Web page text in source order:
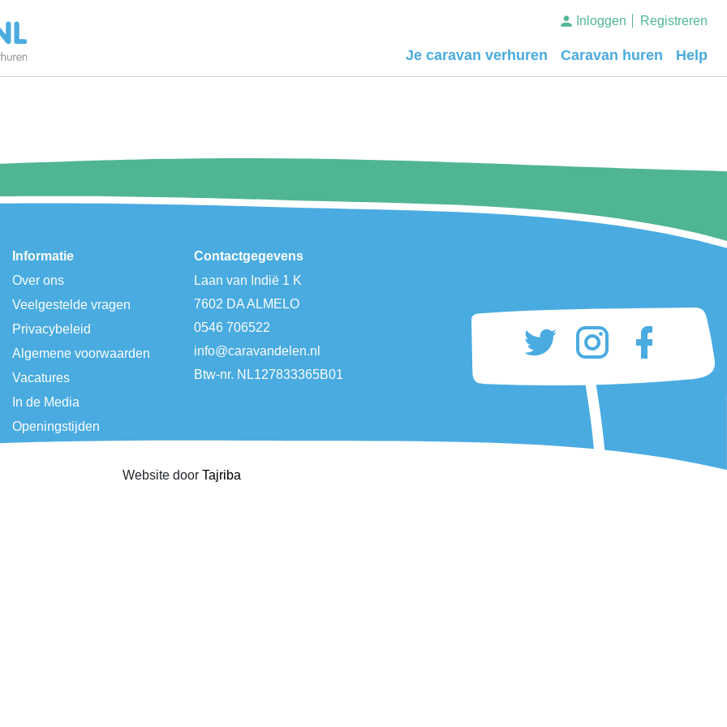
Inloggen Registreren
Je caravan verhuren Caravan huren Help
Informatie
Over ons
Veelgestelde vragen
Privacybeleid
Algemene voorwaarden
Vacatures
In de Media
Openingstijden
Contactgegevens
Laan van Indië 1 K
7602 DA ALMELO
0546 706522
info@caravandelen.nl
Btw-nr. NL127833365B01
Website door Tajriba